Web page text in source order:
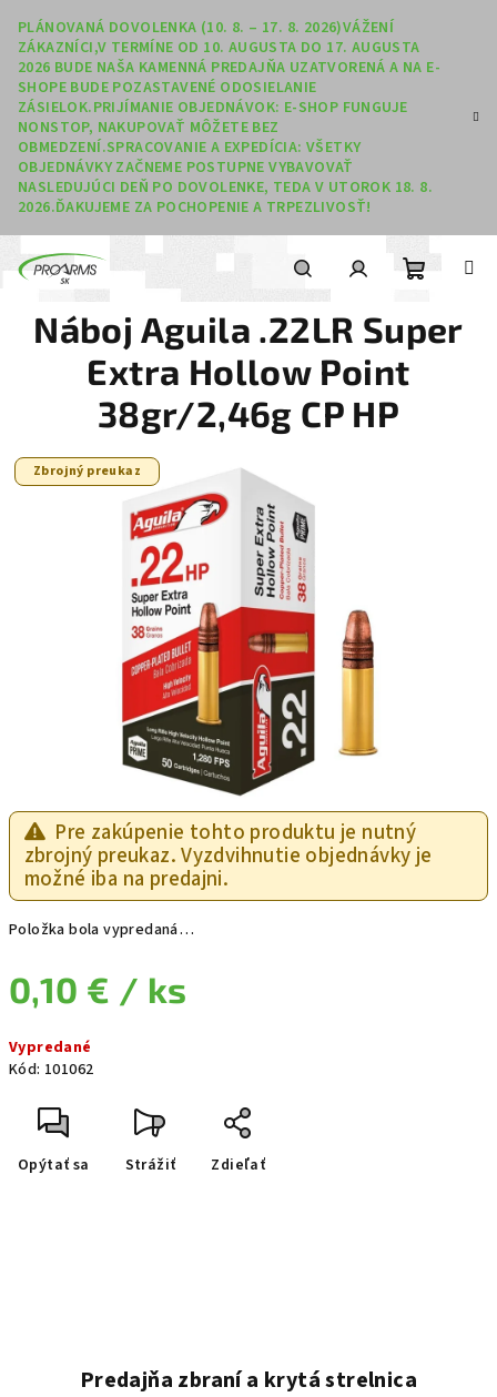
PLÁNOVANÁ DOVOLENKA (10. 8. – 17. 8. 2026)VÁŽENÍ
ZÁKAZNÍCI,V TERMÍNE OD 10. AUGUSTA DO 17. AUGUSTA
2026 BUDE NAŠA KAMENNÁ PREDAJŇA UZATVORENÁ A NA E-
SHOPE BUDE POZASTAVENÉ ODOSIELANIE
ZÁSIELOK.PRIJÍMANIE OBJEDNÁVOK: E-SHOP FUNGUJE
NONSTOP, NAKUPOVAŤ MÔŽETE BEZ
OBMEDZENÍ.SPRACOVANIE A EXPEDÍCIA: VŠETKY
OBJEDNÁVKY ZAČNEME POSTUPNE VYBAVOVAŤ
NASLEDUJÚCI DEŇ PO DOVOLENKE, TEDA V UTOROK 18. 8.
2026.ĎAKUJEME ZA POCHOPENIE A TRPEZLIVOSŤ!
Hľadať
Pre zakúpenie tohto produktu je nutný
zbrojný preukaz. Vyzdvihnutie objednávky je
možné iba na predajni.
Položka bola vypredaná…
0,10 € / ks
Vypredané
Kód: 101062
Opýtať sa Strážiť Zdieľať
Náboj Aguila .22LR Super
Extra Hollow Point
38gr/2,46g CP HP
Zbrojný preukaz
Predajňa zbraní a krytá strelnica